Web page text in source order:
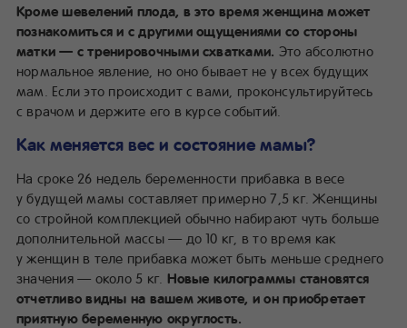
Кроме шевелений плода, в это время женщина может
познакомиться и с другими ощущениями со стороны
матки — с тренировочными схватками. Это абсолютно
нормальное явление, но оно бывает не у всех будущих
мам. Если это происходит с вами, проконсультируйтесь
с врачом и держите его в курсе событий.
Как меняется вес и состояние мамы?
На сроке 26 недель беременности прибавка в весе
у будущей мамы составляет примерно 7,5 кг. Женщины
со стройной комплекцией обычно набирают чуть больше
дополнительной массы — до 10 кг, в то время как
у женщин в теле прибавка может быть меньше среднего
значения — около 5 кг. Новые килограммы становятся
отчетливо видны на вашем животе, и он приобретает
приятную беременную округлость.